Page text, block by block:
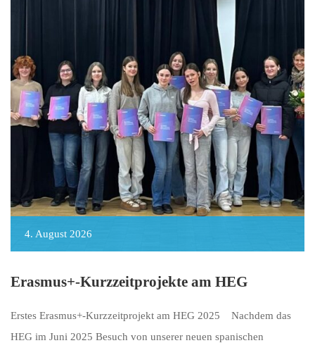
4. August 2026
Erasmus+-Kurzzeitprojekte am HEG
Erstes Erasmus+-Kurzzeitprojekt am HEG 2025 Nachdem das
HEG im Juni 2025 Besuch von unserer neuen spanischen